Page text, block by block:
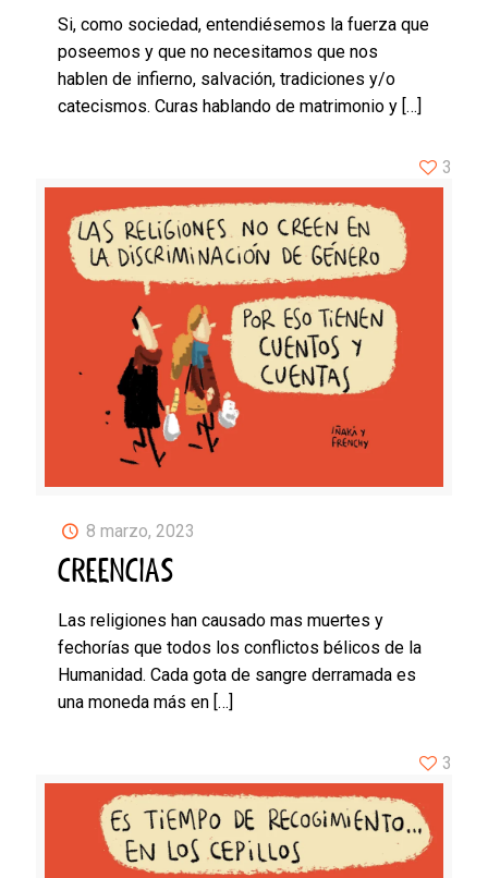
Si, como sociedad, entendiésemos la fuerza que
poseemos y que no necesitamos que nos
hablen de infierno, salvación, tradiciones y/o
catecismos. Curas hablando de matrimonio y […]
8 marzo, 2023
CREENCIAS
Las religiones han causado mas muertes y
fechorías que todos los conflictos bélicos de la
Humanidad. Cada gota de sangre derramada es
una moneda más en […]
3
3